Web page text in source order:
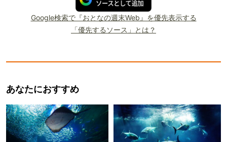
Google検索で『おとなの週末Web』を優先表示する
「優先するソース」とは？
あなたにおすすめ